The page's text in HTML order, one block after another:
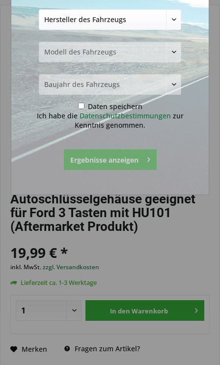
Autoschlüsselgehäuse geeignet
für Ford 3 Tasten mit HU101
(Aftermarket Produkt)
19,99 € *
inkl. MwSt.zzgl. Versandkosten
Lieferzeit ca. 1-3 Werktage
In den Warenkorb
Merken Fragen zum Artikel?
Daten speichern
Ich habe dieDatenschutzbestimmungen zur
Kenntnis genommen.
Ergebnisse anzeigen